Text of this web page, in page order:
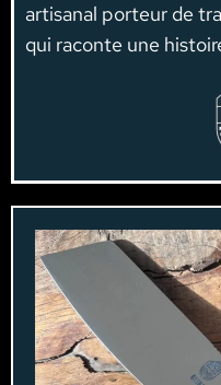
artisanal porteur de
qui raconte une